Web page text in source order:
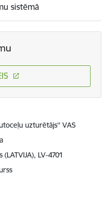
sistēmā
uzturētājs'' VAS
(LATVIJA), LV-4701